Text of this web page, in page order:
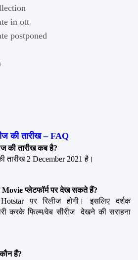
in ott
postponed
की तारीख – FAQ
की तारीख कब है?
तारीख 2 December 2021 है।
प्लेटफॉर्म पर देख सकते हैं?
पर रिलीज होगी। इसलिए दर्शक
करके फिल्म/वेब सीरीज  देखने की सराहना
हैं?